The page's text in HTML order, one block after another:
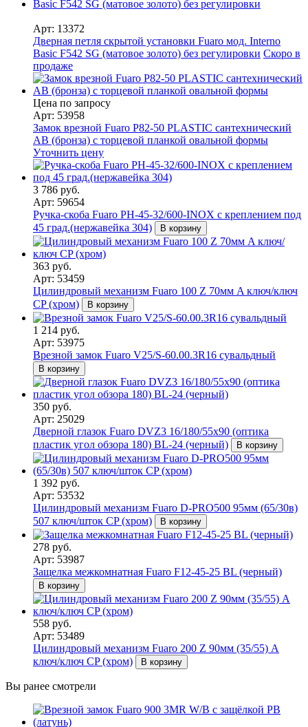
Арт: 13372
Дверная петля скрытой установки Fuaro мод. Interno
Basic F542 SG (матовое золото) без регулировки Скоро в
продаже
Цена по запросу
Арт: 53958
Замок врезной Fuaro P82-50 PLASTIC сантехнический
AB (бронза) с торцевой планкой овальной формы
Уточнить цену
3 786 руб.
Арт: 59654
Ручка-скоба Fuaro PH-45-32/600-INOX с креплением под
45 град.(нержавейка 304)
В корзину
363 руб.
Арт: 53459
Цилиндровый механизм Fuaro 100 Z 70мм A ключ/ключ
CP (хром)
В корзину
1 214 руб.
Арт: 53975
Врезной замок Fuaro V25/S-60.00.3R16 сувальдный
В корзину
350 руб.
Арт: 25029
Дверной глазок Fuaro DVZ3 16/180/55x90 (оптика
пластик угол обзора 180) BL-24 (черный)
В корзину
1 392 руб.
Арт: 53532
Цилиндровый механизм Fuaro D-PRO500 95мм (65/30в)
507 ключ/шток CP (хром)
В корзину
278 руб.
Арт: 53987
Защелка межкомнатная Fuaro F12-45-25 BL (черный)
В корзину
558 руб.
Арт: 53489
Цилиндровый механизм Fuaro 200 Z 90мм (35/55) A
ключ/ключ CP (хром)
В корзину
Вы ранее смотрели